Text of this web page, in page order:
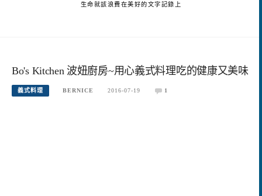
生命就該浪費在美好的文字記錄上
Bo's Kitchen 波妞廚房~用心義式料理吃的健康又美味
義式料理 BERNICE 2016-07-19 1